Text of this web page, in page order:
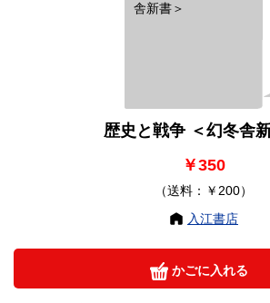
舎新書＞
歴史と戦争 ＜幻冬舎
￥350
（送料：￥200）
入江書店
かごに入れる